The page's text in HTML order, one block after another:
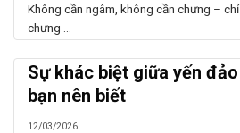
Không cần ngâm, không cần chưng –
chưng ...
Sự khác biệt giữa yến
bạn nên biết
12/03/2026